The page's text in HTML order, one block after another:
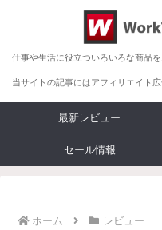
仕事や生活に役立ついろいろな商品
当サイトの記事にはアフィリエイト広
最新レビュー
セール情報
ホーム レビュー